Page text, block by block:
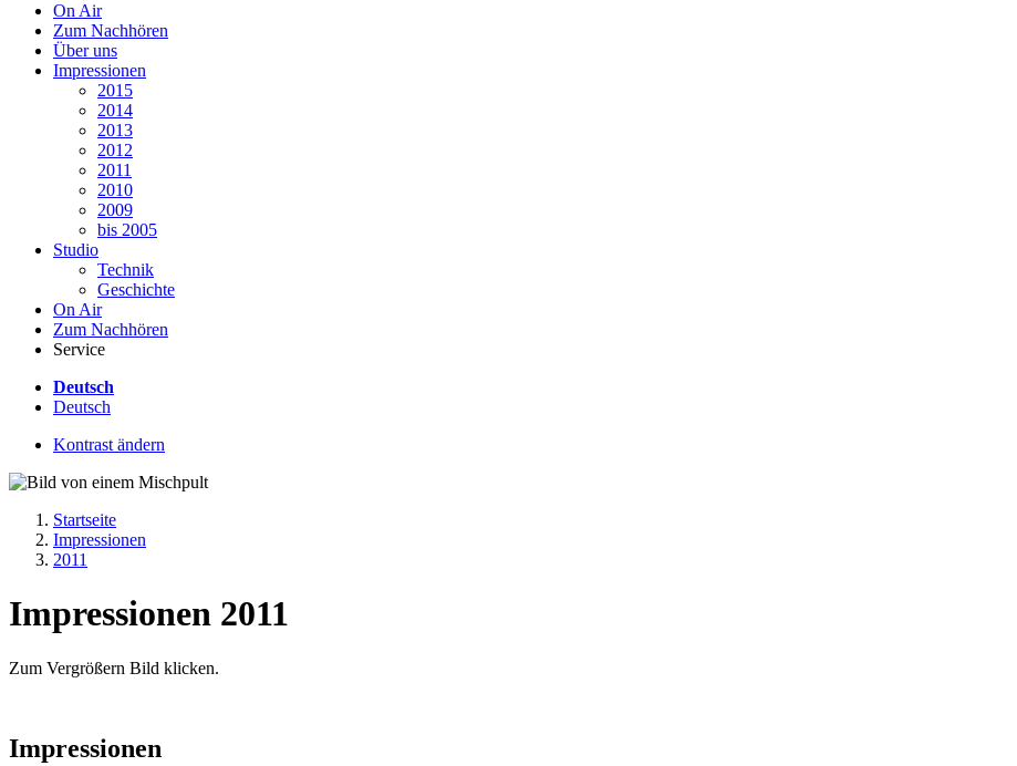
On Air
Zum Nachhören
Über uns
Impressionen
2015
2014
2013
2012
2011
2010
2009
bis 2005
Studio
Technik
Geschichte
On Air
Zum Nachhören
Service
Deutsch
Deutsch
Kontrast ändern
Startseite
Impressionen
2011
Impressionen 2011
Zum Vergrößern Bild klicken.
Impressionen